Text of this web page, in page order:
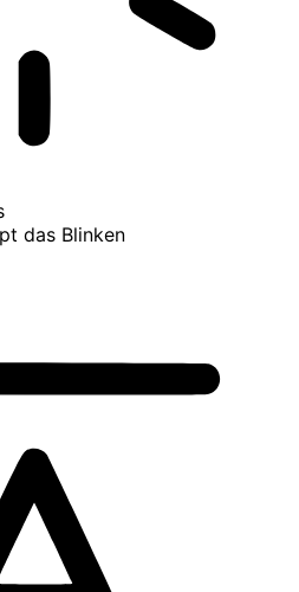
das Blinken